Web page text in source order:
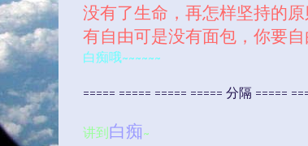
没有了生命，再怎样坚持的
有自由可是没有面包，你要自
白痴哦~~~~~~
===== ===== ===== ===== 分隔 =====
讲到 白痴~